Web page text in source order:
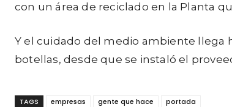
con un área de reciclado en la Planta
Y el cuidado del medio ambiente llega
botellas, desde que se instaló el
TAGS empresas gente que hace portada